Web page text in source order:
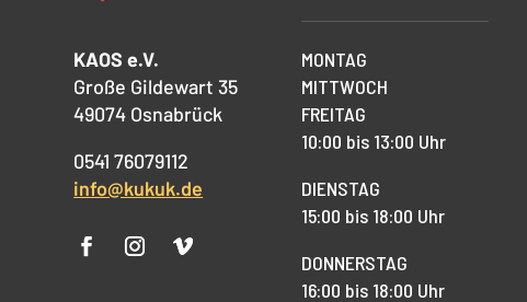
KAOS e.V.
Große Gildewart 35
49074 Osnabrück
0541 76079112
info@kukuk.de
MONTAG
MITTWOCH
FREITAG
10:00 bis 13:00 Uhr
DIENSTAG
15:00 bis 18:00 Uhr
DONNERSTAG
16:00 bis 18:00 Uhr